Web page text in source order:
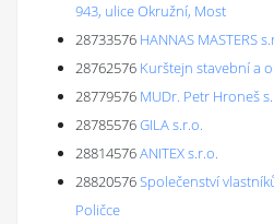
943, ulice Okružní, Most
28733576 HANNAS MASTERS
28762576 Kurštejn stavební a
28779576 MUDr. Petr Hroneš
28785576GILA s.r.o.
28814576ANITEX s.r.o.
28820576Společenství
Poličce